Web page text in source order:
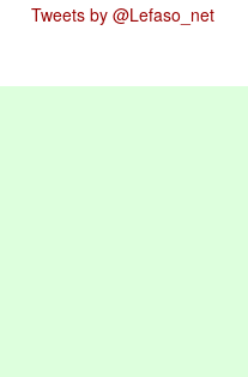
Tweets by @Lefaso_net